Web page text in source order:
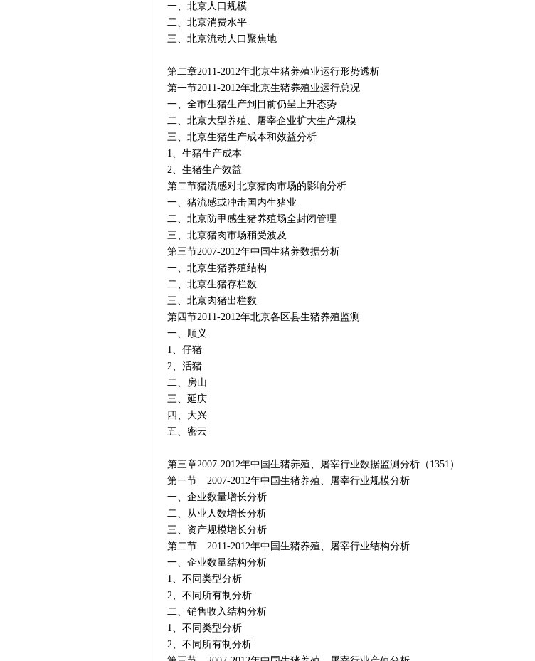
一、北京人口规模
二、北京消费水平
三、北京流动人口聚焦地
第二章2011-2012年北京生猪养殖业运行形势透析
第一节2011-2012年北京生猪养殖业运行总况
一、全市生猪生产到目前仍呈上升态势
二、北京大型养殖、屠宰企业扩大生产规模
三、北京生猪生产成本和效益分析
1、生猪生产成本
2、生猪生产效益
第二节猪流感对北京猪肉市场的影响分析
一、猪流感或冲击国内生猪业
二、北京防甲感生猪养殖场全封闭管理
三、北京猪肉市场稍受波及
第三节2007-2012年中国生猪养数据分析
一、北京生猪养殖结构
二、北京生猪存栏数
三、北京肉猪出栏数
第四节2011-2012年北京各区县生猪养殖监测
一、顺义
1、仔猪
2、活猪
二、房山
三、延庆
四、大兴
五、密云
第三章2007-2012年中国生猪养殖、屠宰行业数据监测分析（1351）
第一节 2007-2012年中国生猪养殖、屠宰行业规模分析
一、企业数量增长分析
二、从业人数增长分析
三、资产规模增长分析
第二节 2011-2012年中国生猪养殖、屠宰行业结构分析
一、企业数量结构分析
1、不同类型分析
2、不同所有制分析
二、销售收入结构分析
1、不同类型分析
2、不同所有制分析